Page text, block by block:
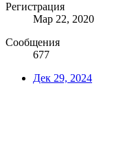
Регистрация
Мар 22, 2020
Сообщения
677
Дек 29, 2024